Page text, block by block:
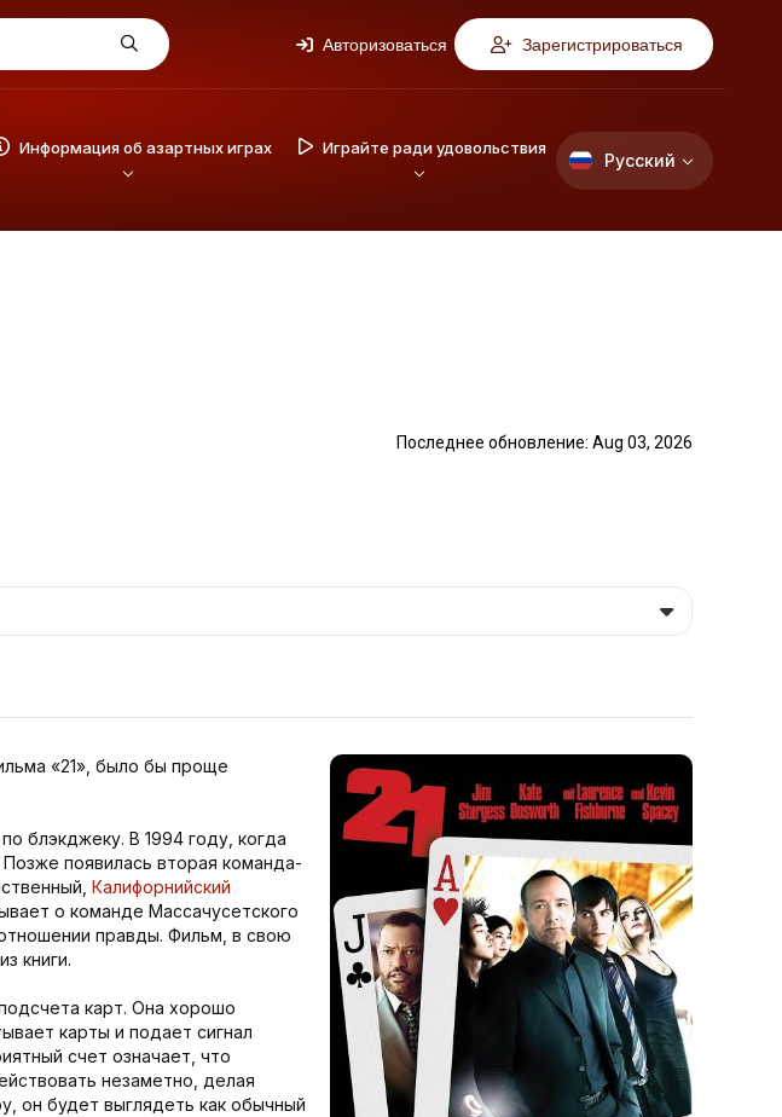
Авторизоваться Зарегистрироваться
Информация об азартных играх Играйте ради удовольствия
Русский
Последнее обновление: Aug 03, 2026
«21», было бы проще
блэкджеку. В 1994 году, когда
появилась вторая команда-
Калифорнийский
о команде Массачусетского
правды. Фильм, в свою
книги.
карт. Она хорошо
карты и подает сигнал
счет означает, что
незаметно, делая
он будет выглядеть как обычный